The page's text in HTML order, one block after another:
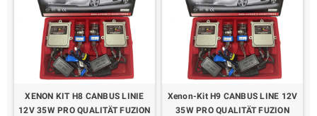
XENON KIT H8 CANBUS LINIE
12V 35W PRO QUALITÄT FUZION
Xenon-Kit H9 CANBUS LINE 12V
35W PRO QUALITÄT FUZION